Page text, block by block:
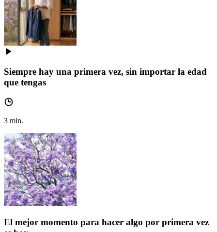
Siempre hay una primera vez, sin importar la edad
que tengas
3 min.
El mejor momento para hacer algo por primera vez